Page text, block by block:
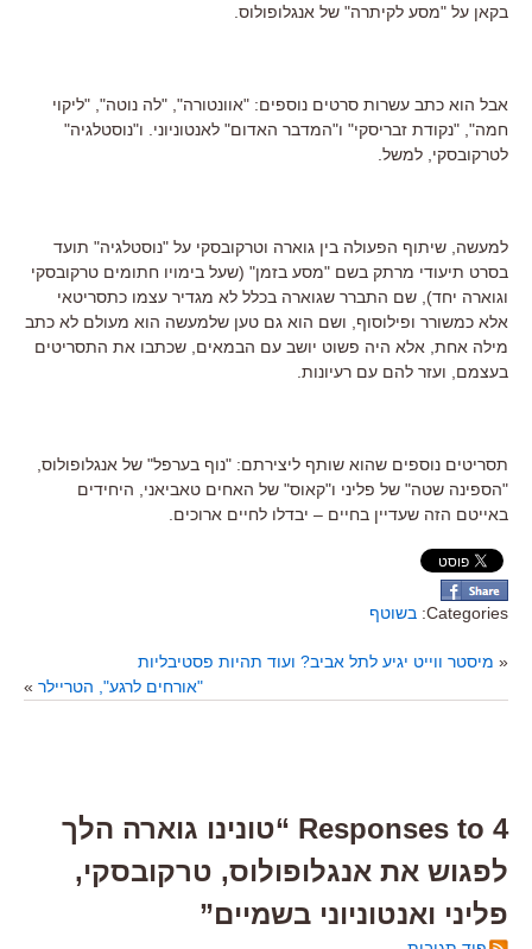
בקאן על "מסע לקיתרה" של אנגלופולוס.
אבל הוא כתב עשרות סרטים נוספים: "אוונטורה", "לה נוטה", "ליקוי
חמה", "נקודת זבריסקי" ו"המדבר האדום" לאנטוניוני. ו"נוסטלגיה"
לטרקובסקי, למשל.
למעשה, שיתוף הפעולה בין גוארה וטרקובסקי על "נוסטלגיה" תועד
בסרט תיעודי מרתק בשם "מסע בזמן" (שעל בימויו חתומים טרקובסקי
וגוארה יחד), שם התברר שגוארה בכלל לא מגדיר עצמו כתסריטאי
אלא כמשורר ופילוסוף, ושם הוא גם טען שלמעשה הוא מעולם לא כתב
מילה אחת, אלא היה פשוט יושב עם הבמאים, שכתבו את התסריטים
בעצמם, ועזר להם עם רעיונות.
תסריטים נוספים שהוא שותף ליצירתם: "נוף בערפל" של אנגלופולוס,
"הספינה שטה" של פליני ו"קאוס" של האחים טאביאני, היחידים
באייטם הזה שעדיין בחיים – יבדלו לחיים ארוכים.
Categories: בשוטף
« מיסטר ווייט יגיע לתל אביב? ועוד תהיות פסטיבליות
"אורחים לרגע", הטריילר »
4 Responses to “טונינו גוארה הלך
לפגוש את אנגלופולוס, טרקובסקי,
פליני ואנטוניוני בשמיים”